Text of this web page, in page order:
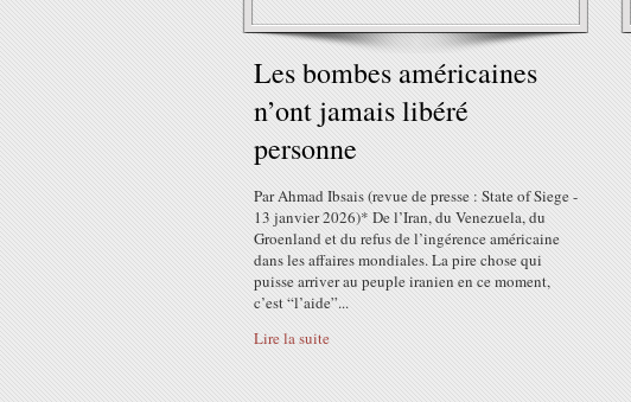
Les bombes américaines
n’ont jamais libéré
personne
Par Ahmad Ibsais (revue de presse : State of Siege -
13 janvier 2026)* De l’Iran, du Venezuela, du
Groenland et du refus de l’ingérence américaine
dans les affaires mondiales. La pire chose qui
puisse arriver au peuple iranien en ce moment,
c’est “l’aide”...
Lire la suite